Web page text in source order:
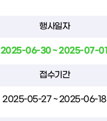
행사일자
2025-06-30 ~ 2025-07-01
접수기간
2025-05-27 ~ 2025-06-18